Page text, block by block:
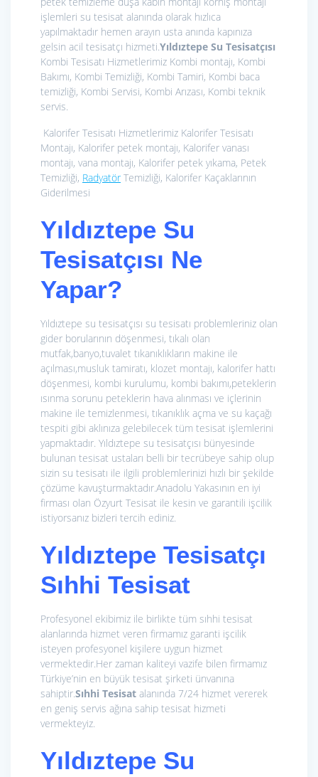
işlemleri su tesisat alanında olarak hızlıca
yapılmaktadır hemen arayın usta anında kapınıza
gelsin acil tesisatçı hizmeti.Yıldıztepe Su Tesisatçısı
Kombi Tesisatı Hizmetlerimiz Kombi montajı, Kombi
Bakımı, Kombi Temizliği, Kombi Tamiri, Kombi baca
temizliği, Kombi Servisi, Kombi Arızası, Kombi teknik
servis.
Kalorifer Tesisatı Hizmetlerimiz Kalorifer Tesisatı
Montajı, Kalorifer petek montajı, Kalorifer vanası
montajı, vana montajı, Kalorifer petek yıkama, Petek
Temizliği, Radyatör Temizliği, Kalorifer Kaçaklarının
Giderilmesi
Yıldıztepe Su
Tesisatçısı Ne
Yapar?
Yıldıztepe su tesisatçısı su tesisatı problemleriniz olan
gider borularının döşenmesi, tıkalı olan
mutfak,banyo,tuvalet tıkanıklıkların makine ile
açılması,musluk tamiratı, klozet montajı, kalorifer hattı
döşenmesi, kombi kurulumu, kombi bakımı,peteklerin
ısınma sorunu peteklerin hava alınması ve içlerinin
makine ile temizlenmesi, tıkanıklık açma ve su kaçağı
tespiti gibi aklınıza gelebilecek tüm tesisat işlemlerini
yapmaktadır. Yıldıztepe su tesisatçısı bünyesinde
bulunan tesisat ustaları belli bir tecrübeye sahip olup
sizin su tesisatı ile ilgili problemlerinizi hızlı bir şekilde
çözüme kavuşturmaktadır.Anadolu Yakasının en iyi
firması olan Özyurt Tesisat ile kesin ve garantili işcilik
istiyorsanız bizleri tercih ediniz.
Yıldıztepe Tesisatçı
Sıhhi Tesisat
Profesyonel ekibimiz ile birlikte tüm sıhhi tesisat
alanlarında hizmet veren firmamız garanti işcilik
isteyen profesyonel kişilere uygun hizmet
vermektedir.Her zaman kaliteyi vazife bilen firmamız
Türkiye’nin en büyük tesisat şirketi ünvanına
sahiptir.Sıhhi Tesisat alanında 7/24 hizmet vererek
en geniş servis ağına sahip tesisat hizmeti
vermekteyiz.
Yıldıztepe Su